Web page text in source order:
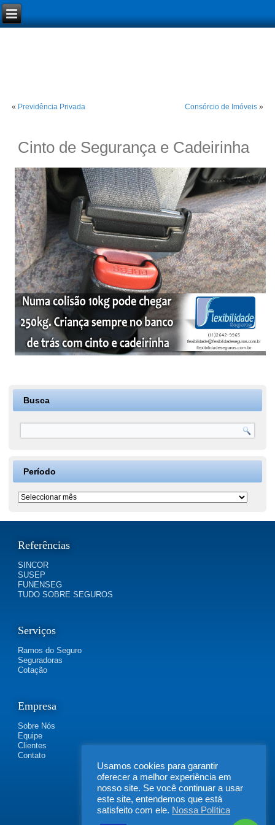
« Previdência Privada Consórcio de Imóveis»
Cinto de Segurança e Cadeirinha
Busca
Período
Período
Referências
SINCOR
SUSEP
FUNENSEG
TUDO SOBRE SEGUROS
Serviços
Ramos do Seguro
Seguradoras
Cotação
Empresa
Sobre Nós
Equipe
Clientes
Contato
Usamos cookies para garantir
oferecer a melhor experiência em
nosso site. Se você continuar a usar
este site, entendemos que está
satisfeito com ele. Nossa Política